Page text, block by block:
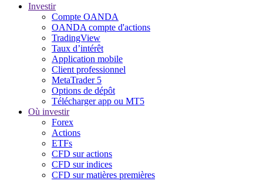
Investir
Compte OANDA
OANDA compte d'actions
TradingView
Taux d’intérêt
Application mobile
Client professionnel
MetaTrader 5
Options de dépôt
Télécharger app ou MT5
Où investir
Forex
Actions
ETFs
CFD sur actions
CFD sur indices
CFD sur matières premières